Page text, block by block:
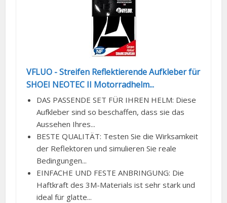
VFLUO - Streifen Reflektierende Aufkleber für
SHOEI NEOTEC II Motorradhelm...
DAS PASSENDE SET FÜR IHREN HELM: Diese
Aufkleber sind so beschaffen, dass sie das
Aussehen Ihres...
BESTE QUALITÄT: Testen Sie die Wirksamkeit
der Reflektoren und simulieren Sie reale
Bedingungen...
EINFACHE UND FESTE ANBRINGUNG: Die
Haftkraft des 3M-Materials ist sehr stark und
ideal für glatte...